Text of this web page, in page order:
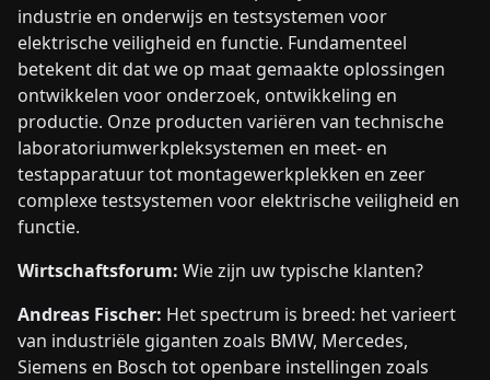
industrie en onderwijs en testsystemen voor
elektrische veiligheid en functie. Fundamenteel
betekent dit dat we op maat gemaakte oplossingen
ontwikkelen voor onderzoek, ontwikkeling en
productie. Onze producten variëren van technische
laboratoriumwerkpleksystemen en meet- en
testapparatuur tot montagewerkplekken en zeer
complexe testsystemen voor elektrische veiligheid en
functie.
Wirtschaftsforum: Wie zijn uw typische klanten?
Andreas Fischer: Het spectrum is breed: het varieert
van industriële giganten zoals BMW, Mercedes,
Siemens en Bosch tot openbare instellingen zoals